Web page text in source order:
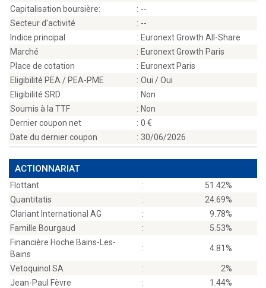
Capitalisation boursière:
: --
Secteur d'activité
: --
Indice principal
: Euronext Growth All-Share
Marché
: Euronext Growth Paris
Place de cotation
: Euronext Paris
Eligibilité PEA / PEA-PME
: Oui / Oui
Eligibilité SRD
: Non
Soumis à la TTF
: Non
Dernier coupon net
: 0
Date du dernier coupon
: 30/06/2026
ACTIONNARIAT
Flottant :
51.42%
Quantitatis
:
24.69%
Clariant International AG
:
9.78%
Famille Bourgaud
:
5.53%
Financière Hoche Bains-Les-
Bains
: 4.81%
Vetoquinol SA :
2%
Jean-Paul Fèvre
:
1.44%